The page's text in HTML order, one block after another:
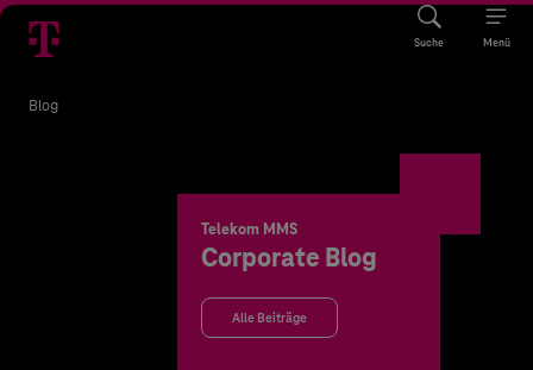
Suche Menü
Blog
Telekom MMS
Corporate Blog
Alle Beiträge